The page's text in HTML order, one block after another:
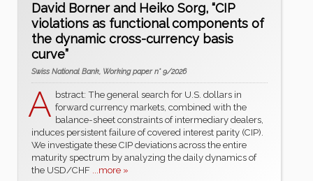
David Borner and Heiko Sorg, “CIP
violations as functional components of
the dynamic cross-currency basis
curve”
Swiss National Bank, Working paper n° 9/2026
A bstract: The general search for U.S. dollars in
forward currency markets, combined with the
balance-sheet constraints of intermediary dealers,
induces persistent failure of covered interest parity (CIP).
We investigate these CIP deviations across the entire
maturity spectrum by analyzing the daily dynamics of
the USD/CHF ...more »